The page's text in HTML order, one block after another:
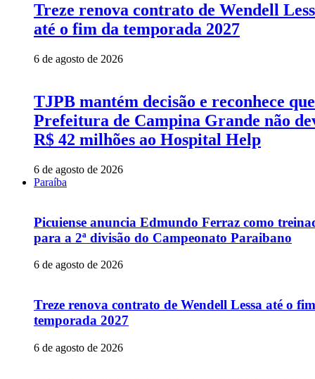
Treze renova contrato de Wendell
até o fim da temporada 2027
6 de agosto de 2026
TJPB mantém decisão e reconhece que
Prefeitura de Campina Grande não
R$ 42 milhões ao Hospital Help
6 de agosto de 2026
Paraíba
Picuiense anuncia Edmundo Ferraz como
para a 2ª divisão do Campeonato Paraibano
6 de agosto de 2026
Treze renova contrato de Wendell Lessa até o
temporada 2027
6 de agosto de 2026